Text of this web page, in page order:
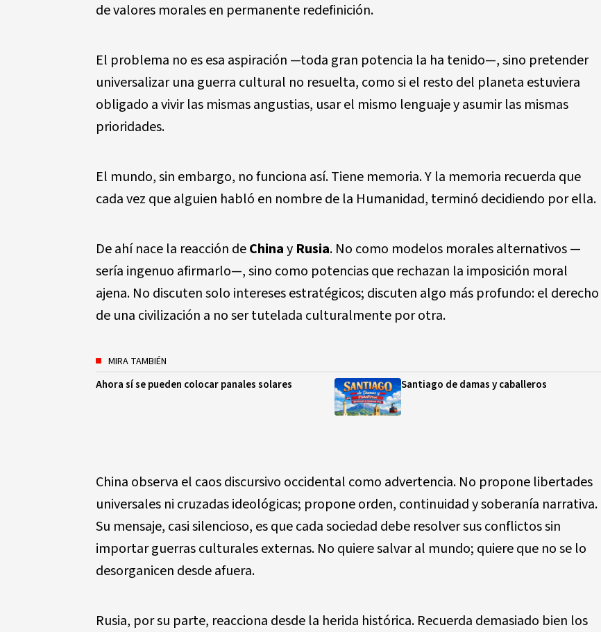
de valores morales en permanente redefinición.
El problema no es esa aspiración —toda gran potencia la ha tenido—, sino pretender
universalizar una guerra cultural no resuelta, como si el resto del planeta estuviera
obligado a vivir las mismas angustias, usar el mismo lenguaje y asumir las mismas
prioridades.
El mundo, sin embargo, no funciona así. Tiene memoria. Y la memoria recuerda que
cada vez que alguien habló en nombre de la Humanidad, terminó decidiendo por ella.
De ahínace la reacción deChinay Rusia. No como modelos morales alternativos—
sería ingenuo afirmarlo—, sino como potencias que rechazan la imposición moral
ajena. No discuten solo intereses estratégicos; discuten algo más profundo: el derecho
de una civilización a no ser tutelada culturalmente por otra.
MIRA TAMBIÉN
Ahora sí se pueden colocar panales solares Santiago de damas y caballeros
China observa el caos discursivo occidental como advertencia. No propone libertades
universales ni cruzadas ideológicas; propone orden, continuidad y soberanía narrativa.
Su mensaje, casi silencioso, es que cada sociedad debe resolver sus conflictos sin
importar guerras culturales externas. No quiere salvar al mundo; quiere que no se lo
desorganicen desde afuera.
Rusia, por su parte, reacciona desde la herida histórica. Recuerda demasiado bien los